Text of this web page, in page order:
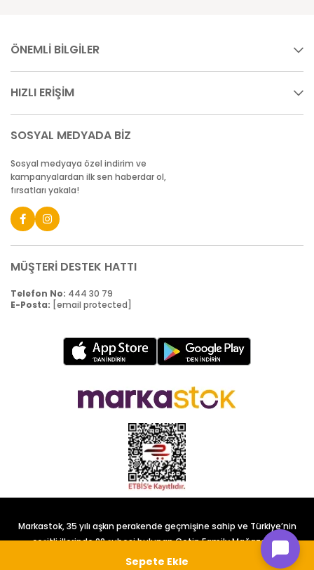
ÖNEMLİ BİLGİLER
HIZLI ERİŞİM
SOSYAL MEDYADA BİZ
Sosyal medyaya özel indirim ve
kampanyalardan ilk sen haberdar ol,
fırsatları yakala!
MÜŞTERİ DESTEK HATTI
Telefon No: 444 30 79
E-Posta: [email protected]
Markastok, 35 yılı aşkın perakende geçmişine sahip ve Türkiye’nin
çeşitli illerinde 22 şubesi bulunan Çetin Family Mağazacılık
tarafından kurulmuştur.